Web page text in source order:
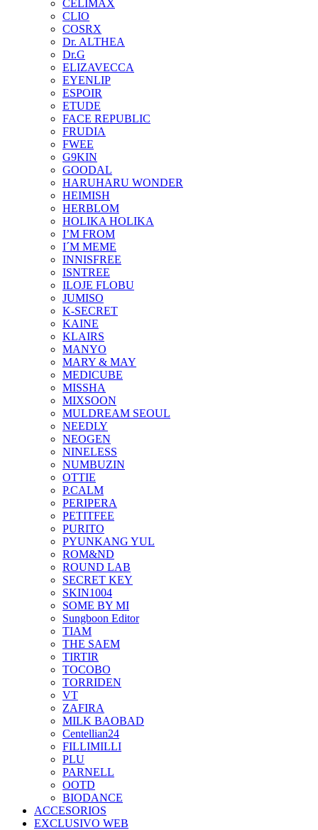
CELIMAX
CLIO
COSRX
Dr. ALTHEA
Dr.G
ELIZAVECCA
EYENLIP
ESPOIR
ETUDE
FACE REPUBLIC
FRUDIA
FWEE
G9KIN
GOODAL
HARUHARU WONDER
HEIMISH
HERBLOM
HOLIKA HOLIKA
I’M FROM
I´M MEME
INNISFREE
ISNTREE
ILOJE FLOBU
JUMISO
K-SECRET
KAINE
KLAIRS
MANYO
MARY & MAY
MEDICUBE
MISSHA
MIXSOON
MULDREAM SEOUL
NEEDLY
NEOGEN
NINELESS
NUMBUZIN
OTTIE
P.CALM
PERIPERA
PETITFEE
PURITO
PYUNKANG YUL
ROM&ND
ROUND LAB
SECRET KEY
SKIN1004
SOME BY MI
Sungboon Editor
TIAM
THE SAEM
TIRTIR
TOCOBO
TORRIDEN
VT
ZAFIRA
MILK BAOBAD
Centellian24
FILLIMILLI
PLU
PARNELL
OOTD
BIODANCE
ACCESORIOS
EXCLUSIVO WEB